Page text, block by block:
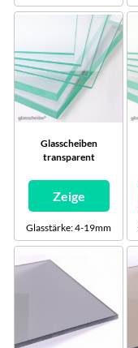
Glasscheiben
transparent
Zeige
Glasstärke: 4-19mm